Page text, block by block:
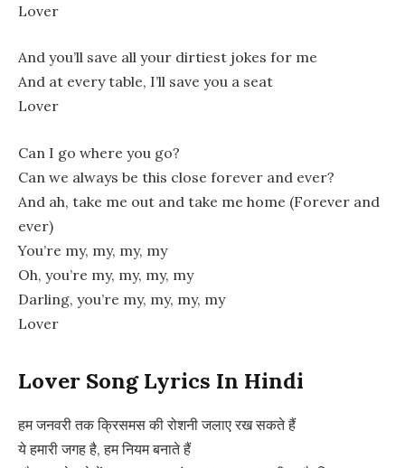
Lover
And you’ll save all your dirtiest jokes for me
And at every table, I’ll save you a seat
Lover
Can I go where you go?
Can we always be this close forever and ever?
And ah, take me out and take me home (Forever and
ever)
You’re my, my, my, my
Oh, you’re my, my, my, my
Darling, you’re my, my, my, my
Lover
Lover Song Lyrics In Hindi
हम जनवरी तक क्रिसमस की रोशनी जलाए रख सकते हैं
ये हमारी जगह है, हम नियम बनाते हैं